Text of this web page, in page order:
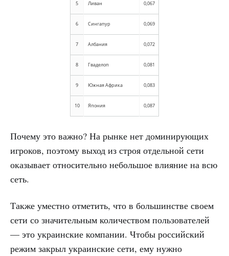
5 Ливан 0,067
6 Сингапур 0,069
7 Албания 0,072
8 Гваделоп 0,081
9 Южная Африка 0,083
10 Япония 0,087
Почему это важно? На рынке нет доминирующих
игроков, поэтому выход из строя отдельной сети
оказывает относительно небольшое влияние на всю
сеть.
Также уместно отметить, что в большинстве своем
сети со значительным количеством пользователей
— это украинские компании. Чтобы российский
режим закрыл украинские сети, ему нужно